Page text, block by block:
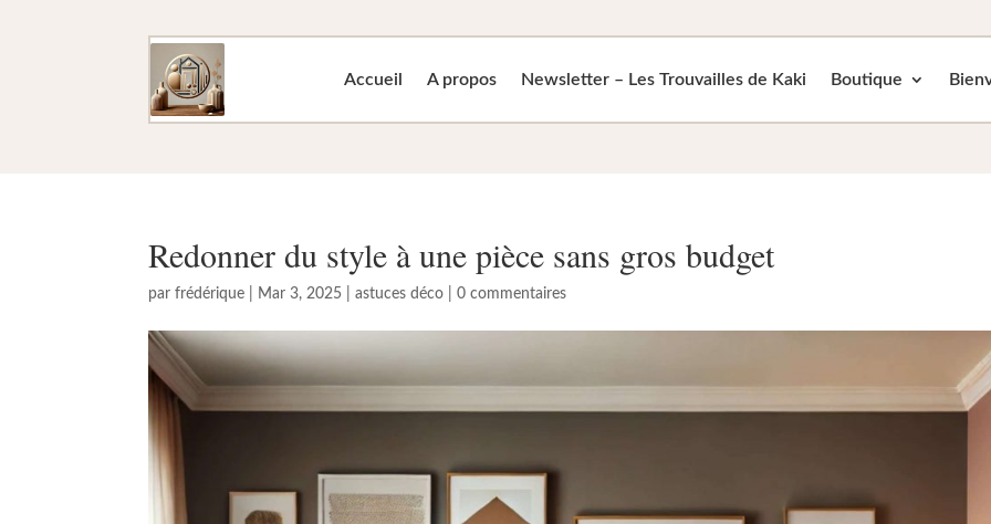
Accueil A propos Newsletter – Les Trouvailles de Kaki Boutique
Redonner du style à une pièce sans gros budget
parfrédérique Mar 3, 2025 |astuces déco |0 commentaires